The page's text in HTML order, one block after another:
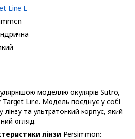
Line L
моделлю окулярів Sutro,
Target Line. Модель поєднує у собі
лінзу та ультратонкий корпус, який
огляд.
лінзи Persimmon: